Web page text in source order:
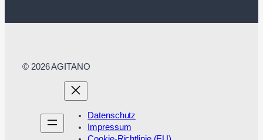
© 2026 AGITANO
Datenschutz
Impressum